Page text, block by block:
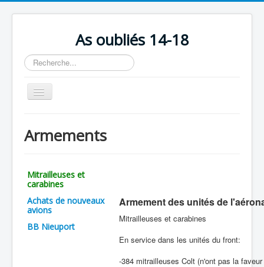
As oubliés 14-18
Rechercher
Basculer
la
Chronologie
Organisation
Avions
Personnels
Armements
Mitrailleuses et
carabines
Achats de nouveaux
avions
BB Nieuport
Armement des unités de
Mitrailleuses et carabines
En service dans les unités du front:
-384 mitrailleuses Colt (n'ont pas la